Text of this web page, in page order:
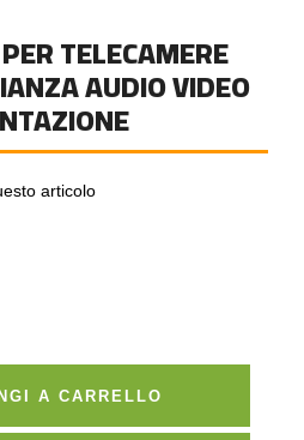
TELECAMERE
AUDIO VIDEO
articolo
A CARRELLO